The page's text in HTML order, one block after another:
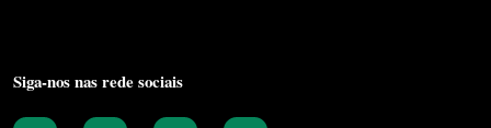
Siga-nos nas rede sociais